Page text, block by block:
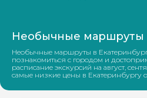
Необычные маршруты
Необычные маршруты в
познакомиться с городом и
расписание экскурсий на август,
самые низкие цены в Екатеринбургу